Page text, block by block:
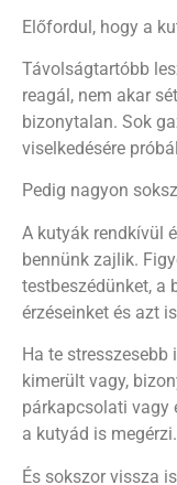
Előfordul, hogy a
Távolságtartóbb
reagál, nem akar
bizonytalan. Sok
viselkedésére
Pedig nagyon
A kutyák rendkívül
bennünk zajlik.
testbeszédünket, a
érzéseinket és azt
Ha te
kimerült vagy,
párkapcsolati vagy
a kutyád is megérzi.
És sokszor vissza